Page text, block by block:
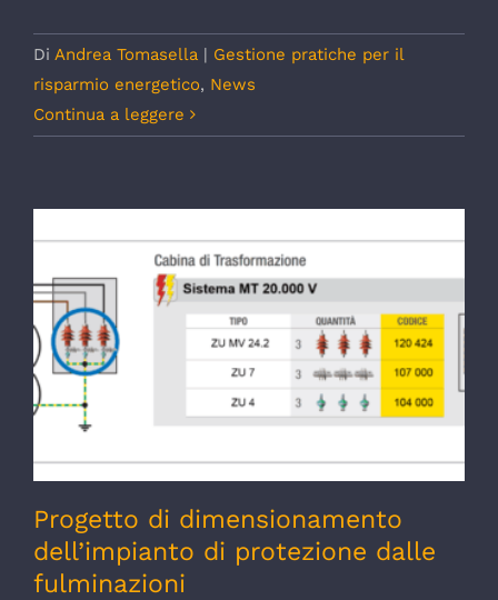
Di Andrea Tomasella | Gestione pratiche per il
risparmio energetico, News
Continua a leggere
Progetto di dimensionamento
dell’impianto di protezione dalle
fulminazioni
Progetto di dimensionamento
dell’impianto di protezione dalle
fulminazioni